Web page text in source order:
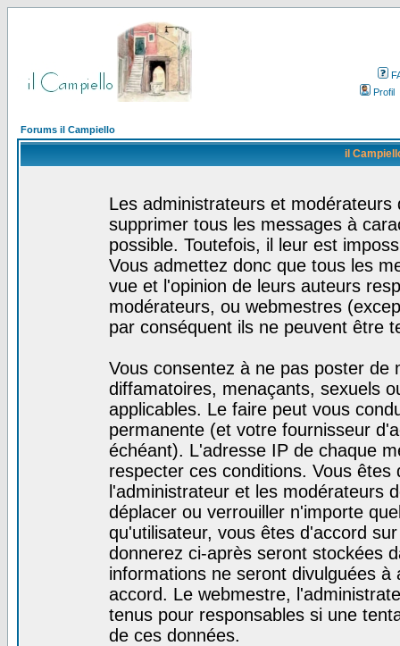
Profil
Forums il Campiello
il
Les administrateurs et
supprimer tous les messages à
possible. Toutefois, il leur est
Vous admettez donc que tous les
vue et l'opinion de leurs auteurs
modérateurs, ou webmestres
par conséquent ils ne peuvent être
Vous consentez à ne pas poster de
diffamatoires, menaçants, sexuels
applicables. Le faire peut vous
permanente (et votre fournisseur
échéant). L'adresse IP de chaque
respecter ces conditions. Vous
l'administrateur et les modérateurs
déplacer ou verrouiller n'importe
qu'utilisateur, vous êtes d'accord
donnerez ci-après seront stockées
informations ne seront divulguées
accord. Le webmestre,
tenus pour responsables si une
de ces données.